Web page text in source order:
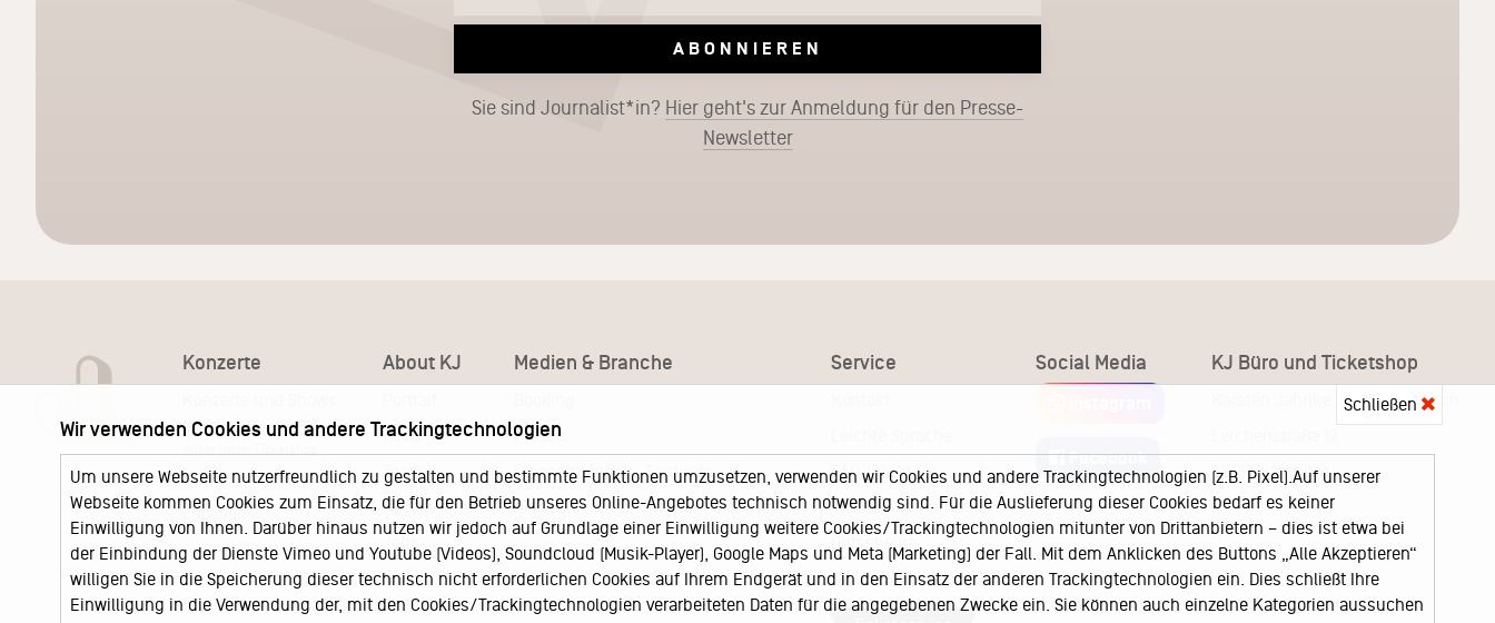
ABONNIEREN
Sie sind Journalist*in? Hier geht's zur Anmeldung für den Presse-
Newsletter
Konzerte
KJ Ticketshop
News
Locations
About KJ
KJ60
Team
Keychange
Medien & Branche
Presse
Pressematerial – Festivals
Akkreditierungsformular – Festivals
Service
FAQ / Hilfe
Ticketshop Hamburg
Callback-Service
Social Media
Facebook
KJ Büro und Ticketshop
Karsten Jahnke Konzertdirektion
22767 Hamburg
Schließen
Wir verwenden Cookies und andere Trackingtechnologien
Um unsere Webseite nutzerfreundlich zu gestalten und bestimmte Funktionen umzusetzen, verwenden wir Cookies und andere Trackingtechnologien (z.B. Pixel).Auf unserer
Webseite kommen Cookies zum Einsatz, die für den Betrieb unseres Online-Angebotes technisch notwendig sind. Für die Auslieferung dieser Cookies bedarf es keiner
Einwilligung von Ihnen. Darüber hinaus nutzen wir jedoch auf Grundlage einer Einwilligung weitere Cookies/Trackingtechnologien mitunter von Drittanbietern – dies ist etwa bei
der Einbindung der Dienste Vimeo und Youtube (Videos), Soundcloud (Musik-Player), Google Maps und Meta (Marketing) der Fall. Mit dem Anklicken des Buttons „Alle Akzeptieren“
willigen Sie in die Speicherung dieser technisch nicht erforderlichen Cookies auf Ihrem Endgerät und in den Einsatz der anderen Trackingtechnologien ein. Dies schließt Ihre
Einwilligung in die Verwendung der, mit den Cookies/Trackingtechnologien verarbeiteten Daten für die angegebenen Zwecke ein. Sie können auch einzelne Kategorien aussuchen